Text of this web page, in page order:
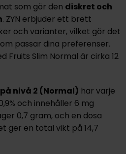
som gör den diskret och
. ZYN erbjuder ett brett
och varianter, vilket gör det
passar dina preferenser.
Fruits Slim Normal är cirka 12
nivå 2 (Normal) har varje
och innehåller 6 mg
0,7 gram, och en dosa
ger en total vikt på 14,7